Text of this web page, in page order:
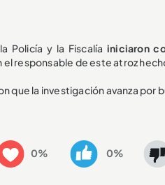
Policía y la Fiscalía iniciaron
el responsable de este atroz
que la investigación avanza por
0% 0%